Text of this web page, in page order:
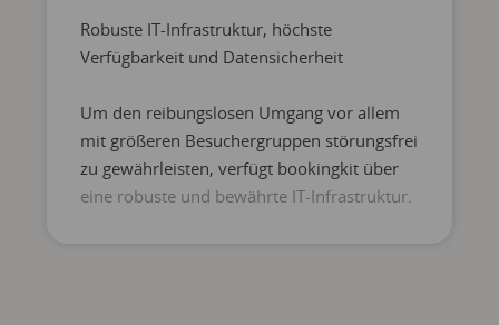
Kontrolle seitens der Enterprise-Partner.
Robuste IT-Infrastruktur, höchste
Verfügbarkeit und Datensicherheit
Um den reibungslosen Umgang vor allem
mit größeren Besuchergruppen störungsfrei
zu gewährleisten, verfügt bookingkit über
eine robuste und bewährte IT-Infrastruktur.